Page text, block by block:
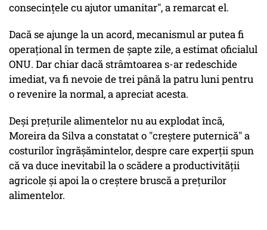
consecinţele cu ajutor umanitar", a remarcat el.
Dacă se ajunge la un acord, mecanismul ar putea fi
operaţional în termen de şapte zile, a estimat oficialul
ONU. Dar chiar dacă strâmtoarea s-ar redeschide
imediat, va fi nevoie de trei până la patru luni pentru
o revenire la normal, a apreciat acesta.
Deşi preţurile alimentelor nu au explodat încă,
Moreira da Silva a constatat o "creştere puternică" a
costurilor îngrăşămintelor, despre care experţii spun
că va duce inevitabil la o scădere a productivităţii
agricole şi apoi la o creştere bruscă a preţurilor
alimentelor.